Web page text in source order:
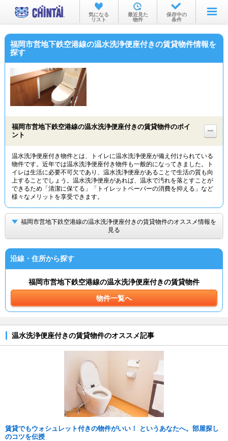
お部屋を探す
沿線・駅から
不動産会社から
気になる
リスト
最近見た
物件
保存中の
条件
福岡市営地下鉄空港線の温水洗浄便座付きの賃貸物件情報を
探す
福岡市営地下鉄空港線の温水洗浄便座付きの賃貸物件のポイ
ント
温水洗浄便座付き物件とは、トイレに温水洗浄便座が備え付けられている
物件です。近年では温水洗浄便座付き物件も一般的になってきました。ト
イレは生活に必要不可欠であり、温水洗浄便座があることで生活の質も向
上することでしょう。温水洗浄便座があれば、温水で汚れを落とすことが
できるため「清潔に保てる」「トイレットペーパーの消費を抑える」など
様々なメリットを享受できます。
福岡市営地下鉄空港線の温水洗浄便座付きの賃貸物件のオススメ情報を
見る
沿線・住所から探す
福岡市営地下鉄空港線の温水洗浄便座付きの賃貸物件
物件一覧へ
温水洗浄便座付きの賃貸物件のオススメ記事
賃貸でもウォシュレット付きの物件がいい！ というあなたへ。部屋探し
のコツを伝授